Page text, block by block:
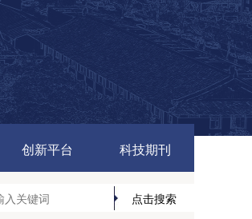
创新平台 科技期刊